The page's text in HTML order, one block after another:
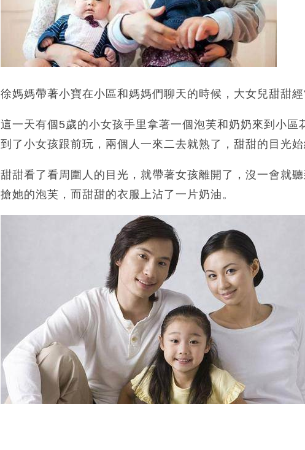
徐媽媽帶著小寶在小區和媽媽們聊天的時候，大女兒甜甜
這一天有個5歲的小女孩手里拿著一個泡芙和奶奶來到小
到了小女孩跟前玩，兩個人一來二去就熟了，甜甜的目光始
甜甜看了看周圍人的目光，就帶著女孩離開了，沒一會就
搶她的泡芙，而甜甜的衣服上沾了一片奶油。